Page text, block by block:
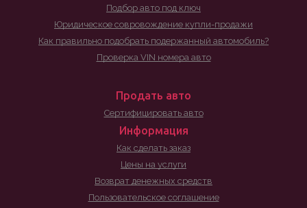
Подбор авто под ключ
Юридическое совровождение купли-продажи
Как правильно подобрать подержанный автомобиль?
Проверка VIN номера авто
Продать авто
Сертифицировать авто
Информация
Как сделать заказ
Цены на услуги
Возврат денежных средств
Пользовательское соглашение